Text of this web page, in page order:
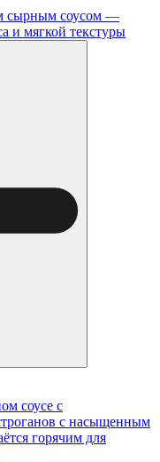
сырным соусом —
и мягкой текстуры
соусе с
с насыщенным
горячим для